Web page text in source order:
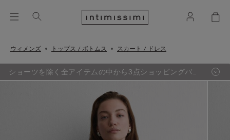
ウィメンズ トップス / ボトムス スカート / ドレス
ショーツを除く全アイテムの中から3点ショッピングバッ
グ追加するごとに、最も定価の低い1点が無料に。（セー